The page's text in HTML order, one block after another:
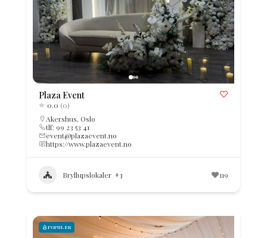
Plaza Event
0.0 (0)
Akershus, Oslo
tlf: 99 23 53 41
event@plazaevent.no
https://www.plazaevent.no
Bryllupslokaler +3 119
POPULÆR